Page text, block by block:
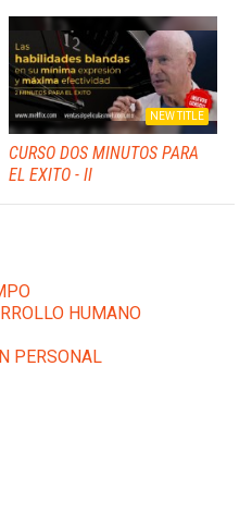
CURSO DOS MINUTOS PARA
EL EXITO - II
NEW TITLE
HUMANO
PERSONAL